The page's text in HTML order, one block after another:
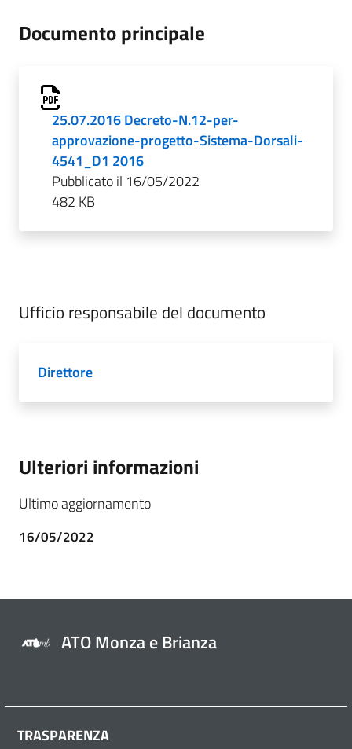
Documento principale
25.07.2016 Decreto-N.12-per-
approvazione-progetto-Sistema-Dorsali-
4541_D1 2016
Pubblicato il 16/05/2022
482 KB
Ufficio responsabile del documento
Direttore
Ulteriori informazioni
Ultimo aggiornamento
16/05/2022
ATO Monza e Brianza
TRASPARENZA